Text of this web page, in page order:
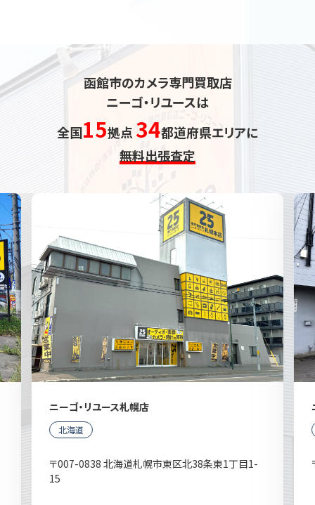
函館市のカメラ専門買取店
ニーゴ・リユースは
全国15拠点 34都道府県エリアに
無料出張査定
ニーゴ・リユース札幌店
北海道
〒007-0838 北海道札幌市東区北38条東1丁目1-
15